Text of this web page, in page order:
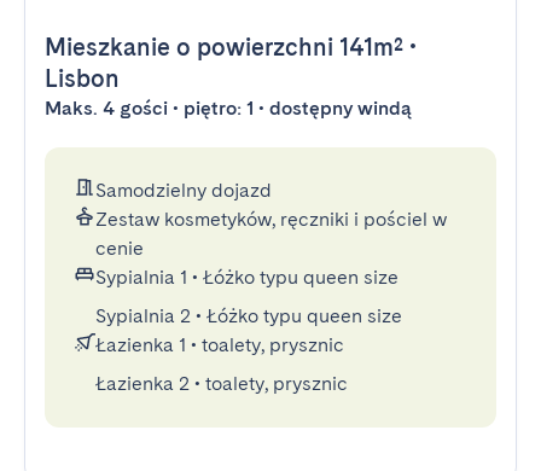
Mieszkanie o powierzchni 141m² •
Lisbon
Maks. 4 gości • piętro: 1 • dostępny windą
Samodzielny dojazd
Zestaw kosmetyków, ręczniki i pościel w
cenie
Sypialnia 1 • Łóżko typu queen size
Sypialnia 2 • Łóżko typu queen size
Łazienka 1 • toalety, prysznic
Łazienka 2 • toalety, prysznic